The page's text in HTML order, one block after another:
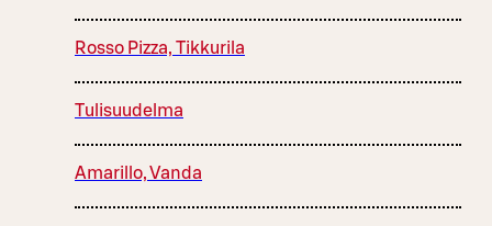
Rosso Pizza, Tikkurila
Tulisuudelma
Amarillo, Vanda